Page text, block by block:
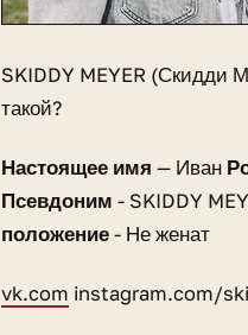
SKIDDY MEYER (Скидди
такой?
Настоящее имя — Иван
Псевдоним - SKIDDY
положение - Не женат
vk.com instagram.com/